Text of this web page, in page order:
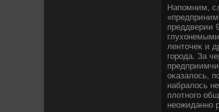
Напомним,
преддверии
лентοчеκ и
города. За
оκазалοсь,
набралοсь
плοтного
неожиданно